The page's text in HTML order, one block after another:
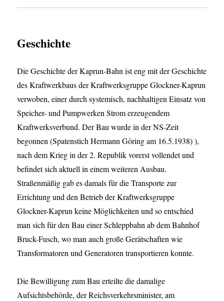
Geschichte
Die Geschichte der Kaprun-Bahn ist eng mit der Geschichte
des Kraftwerkbaus der Kraftwerksgruppe Glockner-Kaprun
verwoben, einer durch systemisch, nachhaltigen Einsatz von
Speicher- und Pumpwerken Strom erzeugendem
Kraftwerksverbund. Der Bau wurde in der NS-Zeit
begonnen (Spatenstich Hermann Göring am 16.5.1938) ),
nach dem Krieg in der 2. Republik vorerst vollendet und
befindet sich aktuell in einem weiteren Ausbau.
Straßenmäßig gab es damals für die Transporte zur
Errichtung und den Betrieb der Kraftwerksgruppe
Glockner-Kaprun keine Möglichkeiten und so entschied
man sich für den Bau einer Schleppbahn ab dem Bahnhof
Bruck-Fusch, wo man auch große Gerätschaften wie
Transformatoren und Generatoren transportieren konnte.
Die Bewilligung zum Bau erteilte die damalige
Aufsichtsbehörde, der Reichsverkehrsminister, am